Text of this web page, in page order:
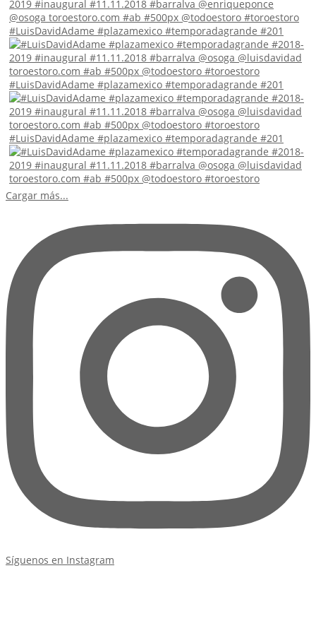
#LuisDavidAdame #plazamexico #temporadagrande #201
#LuisDavidAdame #plazamexico #temporadagrande #201
#LuisDavidAdame #plazamexico #temporadagrande #201
Cargar más...
Síguenos en Instagram